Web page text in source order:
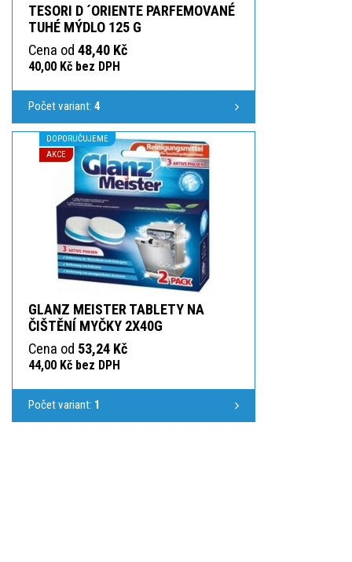
TESORI D ´ORIENTE PARFEMOVANÉ
TUHÉ MÝDLO 125 G
Cena od 48,40 Kč
40,00 Kč bez DPH
Počet variant: 4
DOPORUČUJEME
AKCE
GLANZ MEISTER TABLETY NA
ČIŠTĚNÍ MYČKY 2X40G
Cena od 53,24 Kč
44,00 Kč bez DPH
Počet variant: 1